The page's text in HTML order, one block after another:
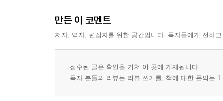
만든 이 코멘트
저자, 역자, 편집자를 위한 공간입니다. 독자들에게 전하
접수된 글은 확인을 거쳐 이 곳에 게재됩니다.
독자 분들의 리뷰는 리뷰 쓰기를, 책에 대한 문의는